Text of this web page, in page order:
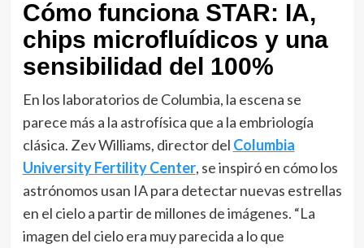
Cómo funciona STAR: IA,
chips microfluídicos y una
sensibilidad del 100%
En los laboratorios de Columbia, la escena se
parece más a la astrofísica que a la embriología
clásica. Zev Williams, director del Columbia
University Fertility Center, se inspiró en cómo los
astrónomos usan IA para detectar nuevas estrellas
en el cielo a partir de millones de imágenes. “La
imagen del cielo era muy parecida a lo que